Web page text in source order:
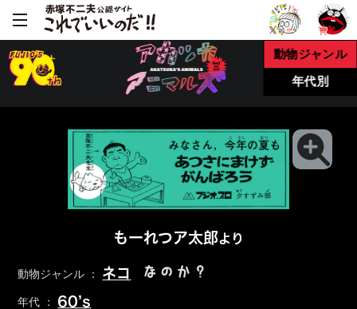
動物ジャンル
年代別
もーれつア太郎より
動物ジャンル ： ネコ なのか？
年代 ： 60’s